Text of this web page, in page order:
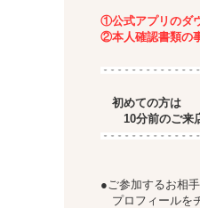
①公式アプリのダ
②本人確認書類の
初めての方は
10分前のご来
●ご参加するお相
プロフィールを